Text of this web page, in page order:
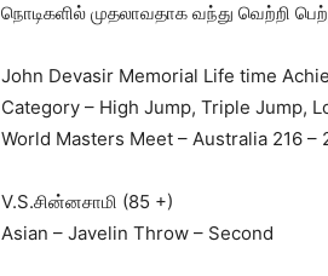
நொடிகளில் முதலாவதாக வந்து வெற்றி
John Devasir Memorial Life time
Category – High Jump, Triple Jump,
World Masters Meet – Australia 216 –
V.S.சின்னசாமி (85 +)
Asian – Javelin Throw – Second